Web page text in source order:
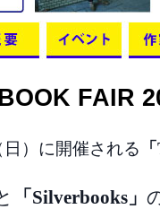
FAIR
）に開催される
「Silverbooks」